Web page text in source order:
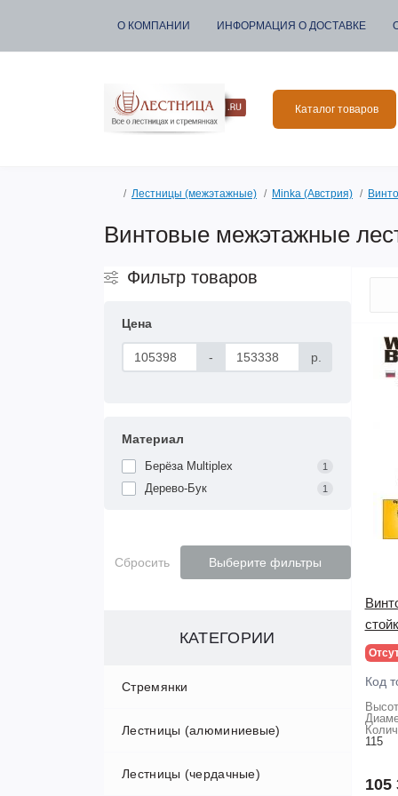
О КОМПАНИИ ИНФОРМАЦИЯ О ДОСТАВКЕ
Каталог товаров
Лестницы (межэтажные) Minka (Австрия)
Винтовые межэтажные
Фильтр товаров
Цена
- р.
Материал
Берёза Multiplex 1
Дерево-Бук 1
Сбросить Выберите фильтры
КАТЕГОРИИ
Стремянки
Алюминиевые стремянки
Двухсторонние стремянки
Лестницы (алюминиевые)
Односекционные лестницы
Лестницы (чердачные)
Код
115
105